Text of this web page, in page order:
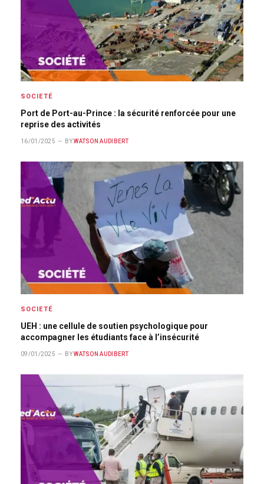
SOCIETÉ
Port de Port-au-Prince : la sécurité renforcée pour une
reprise des activités
16/01/2025 BY WATSON AUDIBERT
SOCIETÉ
UEH : une cellule de soutien psychologique pour
accompagner les étudiants face à l’insécurité
09/01/2025 BY WATSON AUDIBERT